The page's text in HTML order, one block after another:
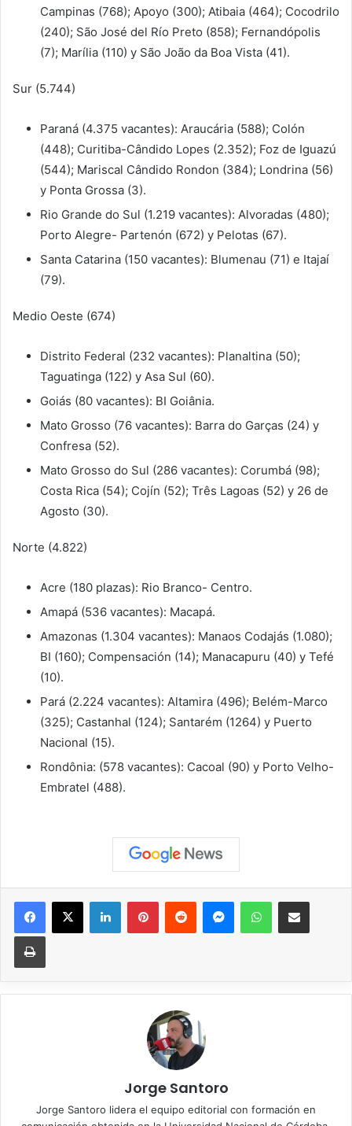
Campinas (768); Apoyo (300); Atibaia (464); Cocodrilo
(240); São José del Río Preto (858); Fernandópolis
(7); Marília (110) y São João da Boa Vista (41).
Sur (5.744)
Paraná (4.375 vacantes): Araucária (588); Colón
(448); Curitiba-Cândido Lopes (2.352); Foz de Iguazú
(544); Mariscal Cândido Rondon (384); Londrina (56)
y Ponta Grossa (3).
Rio Grande do Sul (1.219 vacantes): Alvoradas (480);
Porto Alegre- Partenón (672) y Pelotas (67).
Santa Catarina (150 vacantes): Blumenau (71) e Itajaí
(79).
Medio Oeste (674)
Distrito Federal (232 vacantes): Planaltina (50);
Taguatinga (122) y Asa Sul (60).
Goiás (80 vacantes): BI Goiânia.
Mato Grosso (76 vacantes): Barra do Garças (24) y
Confresa (52).
Mato Grosso do Sul (286 vacantes): Corumbá (98);
Costa Rica (54); Cojín (52); Três Lagoas (52) y 26 de
Agosto (30).
Norte (4.822)
Acre (180 plazas): Rio Branco- Centro.
Amapá (536 vacantes): Macapá.
Amazonas (1.304 vacantes): Manaos Codajás (1.080);
BI (160); Compensación (14); Manacapuru (40) y Tefé
(10).
Pará (2.224 vacantes): Altamira (496); Belém-Marco
(325); Castanhal (124); Santarém (1264) y Puerto
Nacional (15).
Rondônia: (578 vacantes): Cacoal (90) y Porto Velho-
Embratel (488).
Facebook
X LinkedInPinterestReddit MessengerWhatsAppCompartir vía correo
Imprimir
Jorge Santoro
Jorge Santoro lidera el equipo editorial con formación en